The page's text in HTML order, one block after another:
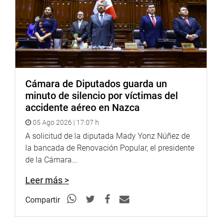
Cámara de Diputados guarda un
minuto de silencio por víctimas del
accidente aéreo en Nazca
05 Ago 2026 | 17:07 h
A solicitud de la diputada Mady Yonz Núñez de
la bancada de Renovación Popular, el presidente
de la Cámara...
Leer más >
Compartir